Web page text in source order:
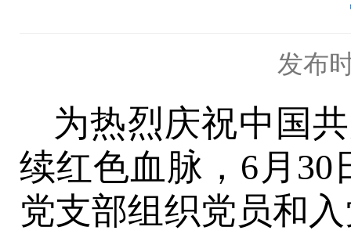
发布
为热烈庆祝中国
续红色血脉，6月
党支部组织党员和